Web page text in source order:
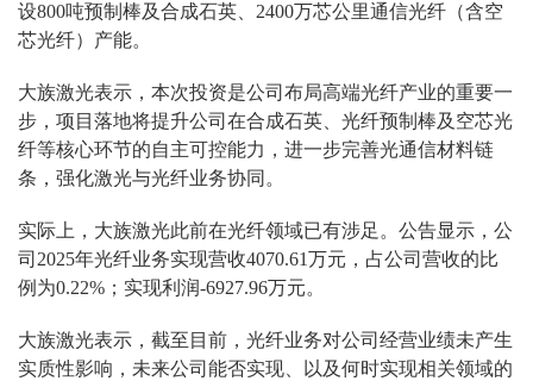
设800吨预制棒及合成石英、2400万芯公里通信光纤（含空
芯光纤）产能。
大族激光表示，本次投资是公司布局高端光纤产业的重要一
步，项目落地将提升公司在合成石英、光纤预制棒及空芯光
纤等核心环节的自主可控能力，进一步完善光通信材料链
条，强化激光与光纤业务协同。
实际上，大族激光此前在光纤领域已有涉足。公告显示，公
司2025年光纤业务实现营收4070.61万元，占公司营收的比
例为0.22%；实现利润-6927.96万元。
大族激光表示，截至目前，光纤业务对公司经营业绩未产生
实质性影响，未来公司能否实现、以及何时实现相关领域的